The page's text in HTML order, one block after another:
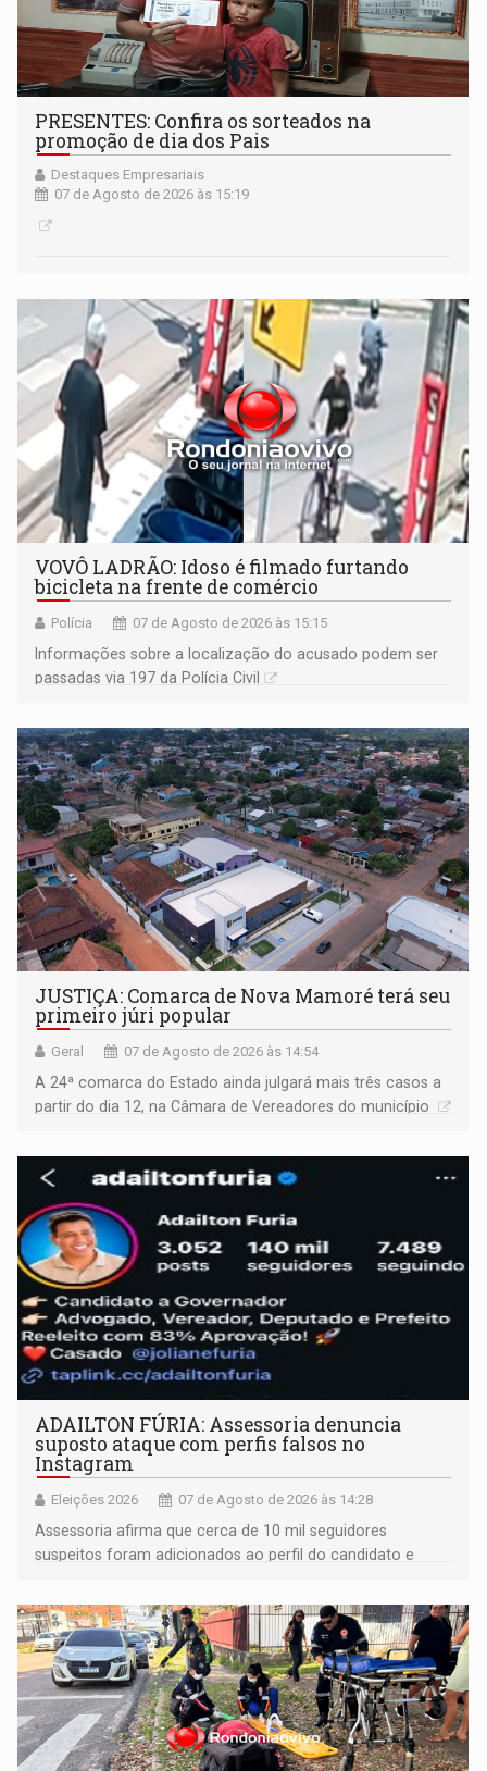
PRESENTES: Confira os sorteados na
promoção de dia dos Pais
Destaques Empresariais
07 de Agosto de 2026 às 15:19
VOVÔ LADRÃO: Idoso é filmado furtando
bicicleta na frente de comércio
Polícia 07 de Agosto de 2026 às 15:15
Informações sobre a localização do acusado podem ser
passadas via 197 da Polícia Civil
JUSTIÇA: Comarca de Nova Mamoré terá seu
primeiro júri popular
Geral 07 de Agosto de 2026 às 14:54
A 24ª comarca do Estado ainda julgará mais três casos a
partir do dia 12, na Câmara de Vereadores do município
ADAILTON FÚRIA: Assessoria denuncia
suposto ataque com perfis falsos no
Instagram
Eleições 2026 07 de Agosto de 2026 às 14:28
Assessoria afirma que cerca de 10 mil seguidores
suspeitos foram adicionados ao perfil do candidato e
remover as contas